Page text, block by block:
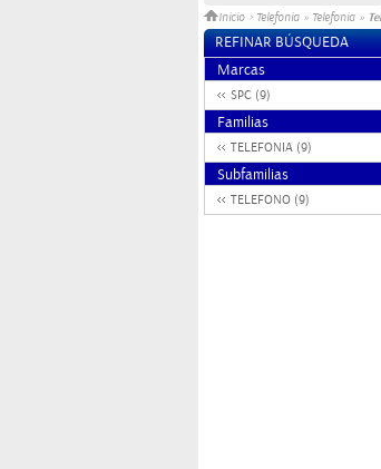
Inicio > Telefonia » Telefonia »
REFINAR BÚSQUEDA
Marcas
SPC (9)
Familias
TELEFONIA (9)
Subfamilias
TELEFONO (9)